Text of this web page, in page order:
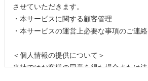
させていただきます。
・本サービスに関する顧客管理
・本サービスの運営上必要な事項のご連絡
＜個人情報の提供について＞
当社ではお客様の同意を得た場合または